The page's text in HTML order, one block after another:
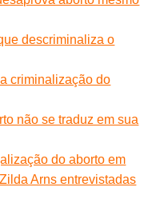
descriminaliza o
criminalização do
não se traduz em sua
do aborto em
Arns entrevistadas